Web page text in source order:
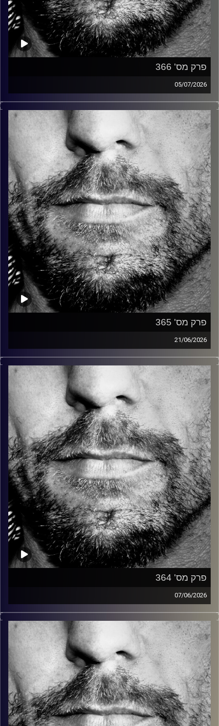
פרק מס' 366
05/07/2026
זיפים, מוזיקה מחוספסת של הופעות חיות. הרבה ג'אם, רוק,
בלוז, bluegrass, ג'אז, Fאנק, פרוגרסיב ואפילו אלקטרוניקה.
כל מה שחי, אמיתי ונושם.
עם שמוליק רגב.
קרדיט תמונות: David Goehring
פרק מס' 365
21/06/2026
זיפים, מוזיקה מחוספסת של הופעות חיות. הרבה ג'אם, רוק,
בלוז, bluegrass, ג'אז, Fאנק, פרוגרסיב ואפילו אלקטרוניקה.
כל מה שחי, אמיתי ונושם.
עם שמוליק רגב.
קרדיט תמונות: David Goehring
פרק מס' 364
07/06/2026
זיפים, מוזיקה מחוספסת של הופעות חיות. הרבה ג'אם, רוק,
בלוז, bluegrass, ג'אז, Fאנק, פרוגרסיב ואפילו אלקטרוניקה.
כל מה שחי, אמיתי ונושם.
עם שמוליק רגב.
קרדיט תמונות: David Goehring